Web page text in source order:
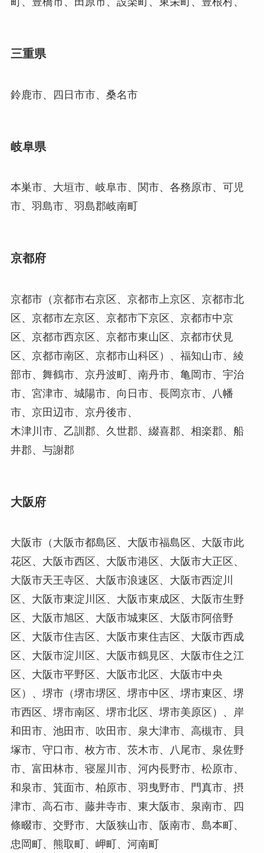
三重県
鈴鹿市、四日市市、桑名市
岐阜県
本巣市、大垣市、岐阜市、関市、各務原市、可児
市、羽島市、羽島郡岐南町
京都府
京都市（京都市右京区、京都市上京区、京都市北
区、京都市左京区、京都市下京区、京都市中京
区、京都市西京区、京都市東山区、京都市伏見
区、京都市南区、京都市山科区）、福知山市、綾
部市、舞鶴市、京丹波町、南丹市、亀岡市、宇治
市、宮津市、城陽市、向日市、長岡京市、八幡
市、京田辺市、京丹後市、
木津川市、乙訓郡、久世郡、綴喜郡、相楽郡、船
井郡、与謝郡
大阪府
大阪市（大阪市都島区、大阪市福島区、大阪市此
花区、大阪市西区、大阪市港区、大阪市大正区、
大阪市天王寺区、大阪市浪速区、大阪市西淀川
区、大阪市東淀川区、大阪市東成区、大阪市生野
区、大阪市旭区、大阪市城東区、大阪市阿倍野
区、大阪市住吉区、大阪市東住吉区、大阪市西成
区、大阪市淀川区、大阪市鶴見区、大阪市住之江
区、大阪市平野区、大阪市北区、大阪市中央
区）、堺市（堺市堺区、堺市中区、堺市東区、堺
市西区、堺市南区、堺市北区、堺市美原区）、岸
和田市、池田市、吹田市、泉大津市、高槻市、貝
塚市、守口市、枚方市、茨木市、八尾市、泉佐野
市、富田林市、寝屋川市、河内長野市、松原市、
和泉市、箕面市、柏原市、羽曳野市、門真市、摂
津市、高石市、藤井寺市、東大阪市、泉南市、四
條畷市、交野市、大阪狭山市、阪南市、島本町、
忠岡町、熊取町、岬町、河南町